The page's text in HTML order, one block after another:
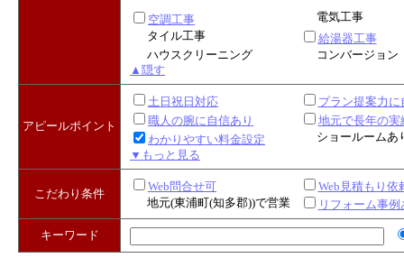
空調工事
電気工事
タイル工事
給湯器工事
ハウスクリーニング
コンバージョン
▲隠す
アピールポイント
土日祝日対応
プラン提案力に
職人の腕に自信あり
地元で長年の実
わかりやすい料金設定
ショールームあ
▼もっと見る
こだわり条件
Web問合せ可
Web見積もり依
地元(東浦町(知多郡))で営業
リフォーム事例
キーワード